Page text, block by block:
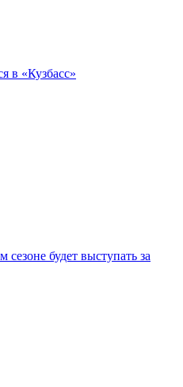
в «Кузбасс»
будет выступать за